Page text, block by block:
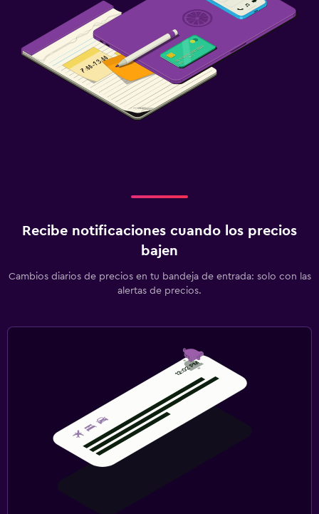
Recibe notificaciones cuando los precios
bajen
Cambios diarios de precios en tu bandeja de entrada: solo con las
alertas de precios.